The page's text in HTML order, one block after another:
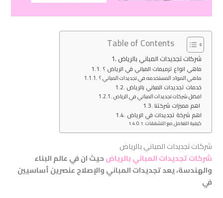
Table of Contents
شركات تجديدات المباني بالرياض
ماهي انواع ترميمات المباني في الرياض ؟
ماهي المواد المستخدمه في تجديدات المباني ؟
خدمات تجديدات المباني بالرياض
افضل شركات تجديدات المباني في الرياض
اهم شركة تجديدات في الرياض
كيفية التعامل مع التشققات
شركات تجديدات المباني بالرياض
شركات تجديدات المباني بالرياضحيث ان في عالم البناء
والهندسة، يعد تجديدات المباني والإصلاح عنصرين أساسيين
في